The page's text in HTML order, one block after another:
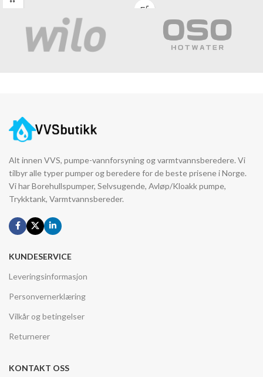
Alt innen VVS, pumpe-vannforsyning og varmtvannsberedere. Vi
tilbyr alle typer pumper og beredere for de beste prisene i Norge.
Vi har Borehullspumper, Selvsugende, Avløp/Kloakk pumpe,
Trykktank, Varmtvannsbereder.
KUNDESERVICE
Leveringsinformasjon
Personvernerklæring
Vilkår og betingelser
Returnerer
KONTAKT OSS